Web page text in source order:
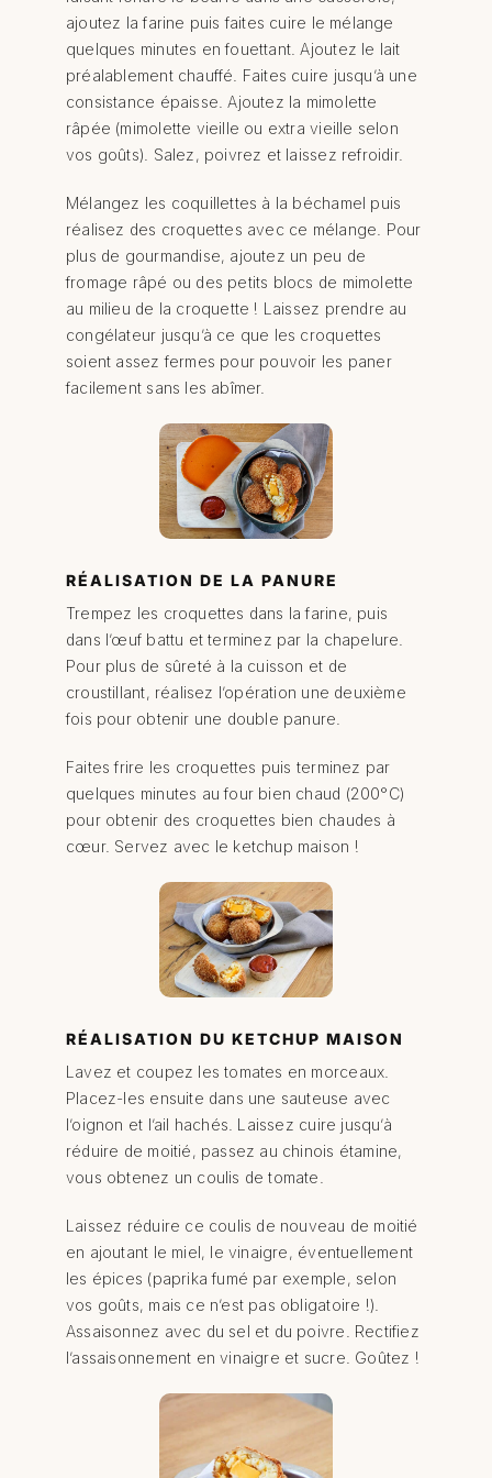
ajoutez la farine puis faites cuire le mélange
quelques minutes en fouettant. Ajoutez le lait
préalablement chauffé. Faites cuire jusqu’à une
consistance épaisse. Ajoutez la mimolette
râpée (mimolette vieille ou extra vieille selon
vos goûts). Salez, poivrez et laissez refroidir.
Mélangez les coquillettes à la béchamel puis
réalisez des croquettes avec ce mélange. Pour
plus de gourmandise, ajoutez un peu de
fromage râpé ou des petits blocs de mimolette
au milieu de la croquette ! Laissez prendre au
congélateur jusqu’à ce que les croquettes
soient assez fermes pour pouvoir les paner
facilement sans les abîmer.
RÉALISATION DE LA PANURE
Trempez les croquettes dans la farine, puis
dans l’œuf battu et terminez par la chapelure.
Pour plus de sûreté à la cuisson et de
croustillant, réalisez l’opération une deuxième
fois pour obtenir une double panure.
Faites frire les croquettes puis terminez par
quelques minutes au four bien chaud (200°C)
pour obtenir des croquettes bien chaudes à
cœur. Servez avec le ketchup maison !
RÉALISATION DU KETCHUP MAISON
Lavez et coupez les tomates en morceaux.
Placez-les ensuite dans une sauteuse avec
l’oignon et l’ail hachés. Laissez cuire jusqu’à
réduire de moitié, passez au chinois étamine,
vous obtenez un coulis de tomate.
Laissez réduire ce coulis de nouveau de moitié
en ajoutant le miel, le vinaigre, éventuellement
les épices (paprika fumé par exemple, selon
vos goûts, mais ce n’est pas obligatoire !).
Assaisonnez avec du sel et du poivre. Rectifiez
l’assaisonnement en vinaigre et sucre. Goûtez !